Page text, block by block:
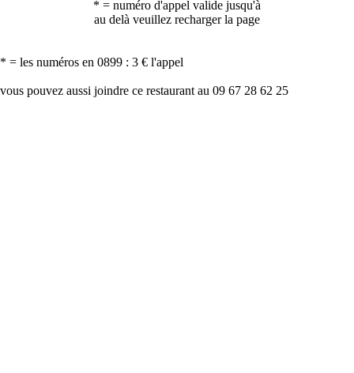
* = numéro d'appel valide jusqu'à
au delà veuillez recharger la page
* = les numéros en 0899 : 3 € l'appel
vous pouvez aussi joindre ce restaurant au 09 67 28 62 25